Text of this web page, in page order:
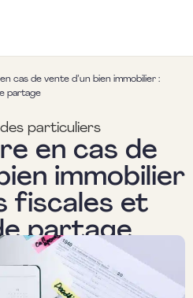
cas de vente d’un bien immobilier :
partage
particuliers
en cas de
immobilier
fiscales et
partage